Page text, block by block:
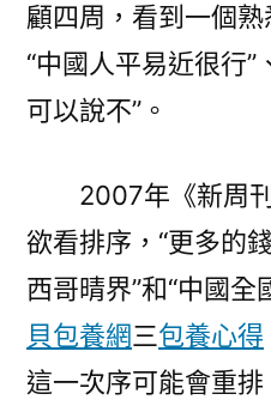
顧四周，看到一個熟
“中國人平易近很行”
可以說不”。
2007年《新周刊
欲看排序，“更多的
西哥晴界”和“中國全
貝包養網三包養心得
這一次序可能會重